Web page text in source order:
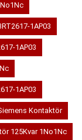
1AP03
1AP03
1AP03
Kontaktör
125Kvar 1No1Nc